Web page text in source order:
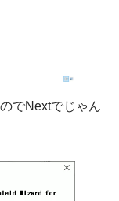
でNextでじゃん